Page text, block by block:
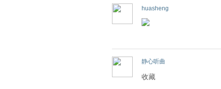
huasheng
静心听曲
收藏